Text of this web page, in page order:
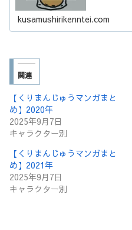
kusamushirikenntei.com
関連
【くりまんじゅうマンガまと
め】2020年
2025年9月7日
キャラクター別
【くりまんじゅうマンガまと
め】2021年
2025年9月7日
キャラクター別